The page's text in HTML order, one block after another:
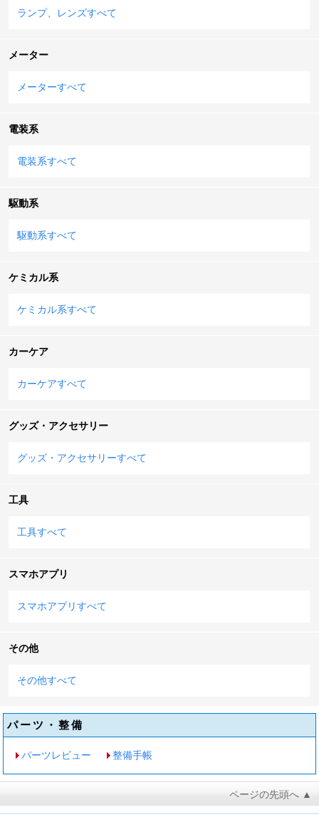
ランプ、レンズすべて
メーター
メーターすべて
電装系
電装系すべて
駆動系
駆動系すべて
ケミカル系
ケミカル系すべて
カーケア
カーケアすべて
グッズ・アクセサリー
グッズ・アクセサリーすべて
工具
工具すべて
スマホアプリ
スマホアプリすべて
その他
その他すべて
パーツ・整備
パーツレビュー 整備手帳
ページの先頭へ ▲